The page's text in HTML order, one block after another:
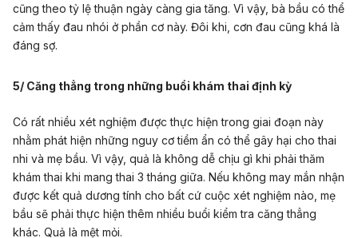
cũng theo tỷ lệ thuận ngày càng gia tăng. Vì vậy, bà bầu có thể
cảm thấy đau nhói ở phần cơ này. Đôi khi, cơn đau cũng khá là
đáng sợ.
5/ Căng thẳng trong những buổi khám thai định kỳ
Có rất nhiều xét nghiệm được thực hiện trong giai đoạn này
nhằm phát hiện những nguy cơ tiềm ẩn có thể gây hại cho thai
nhi và mẹ bầu. Vì vậy, quả là không dễ chịu gì khi phải thăm
khám thai khi mang thai 3 tháng giữa. Nếu không may mắn nhận
được kết quả dương tính cho bất cứ cuộc xét nghiệm nào, mẹ
bầu sẽ phải thực hiện thêm nhiều buổi kiểm tra căng thẳng
khác. Quả là mệt mỏi.